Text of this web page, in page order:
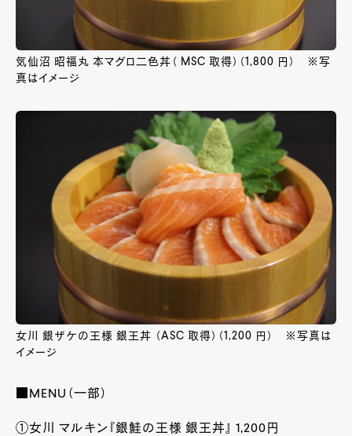
気仙沼 昭福丸 本マグロ二色丼（ MSC 取得）（1,800 円） ※写
真はイメージ
女川 銀ザケの王様 銀王丼 （ASC 取得）（1,200 円） ※写真は
イメージ
MENU （一部）
①女川 マルキン『銀鮭の王様 銀王丼』 1,200円